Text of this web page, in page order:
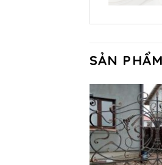
SẢN